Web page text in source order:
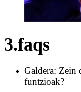
3.faqs
Galdera: Zein
funtzioak?